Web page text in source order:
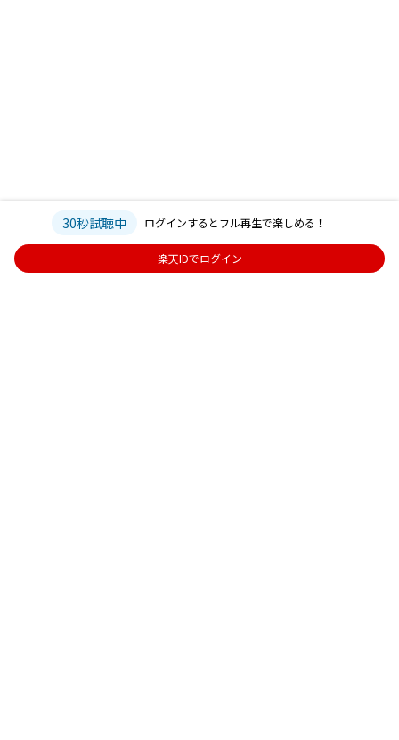
30秒試聴中 ログインするとフル再生で楽しめる！
楽天IDでログイン